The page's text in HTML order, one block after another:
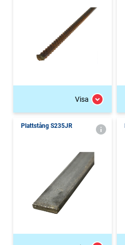
Visa
Plattstång S235JR